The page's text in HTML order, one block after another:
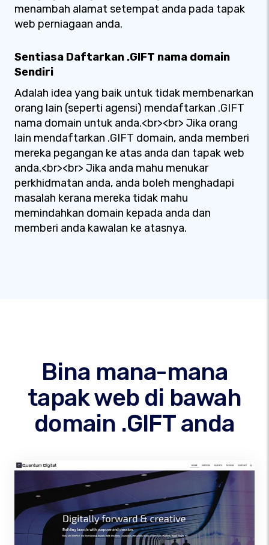
menambah alamat setempat anda pada tapak
web perniagaan anda.
Sentiasa Daftarkan .GIFT nama domain
Sendiri
Adalah idea yang baik untuk tidak membenarkan
orang lain (seperti agensi) mendaftarkan .GIFT
nama domain untuk anda.<br><br> Jika orang
lain mendaftarkan .GIFT domain, anda memberi
mereka pegangan ke atas anda dan tapak web
anda.<br><br> Jika anda mahu menukar
perkhidmatan anda, anda boleh menghadapi
masalah kerana mereka tidak mahu
memindahkan domain kepada anda dan
memberi anda kawalan ke atasnya.
Bina mana-mana
tapak web di bawah
domain .GIFT anda